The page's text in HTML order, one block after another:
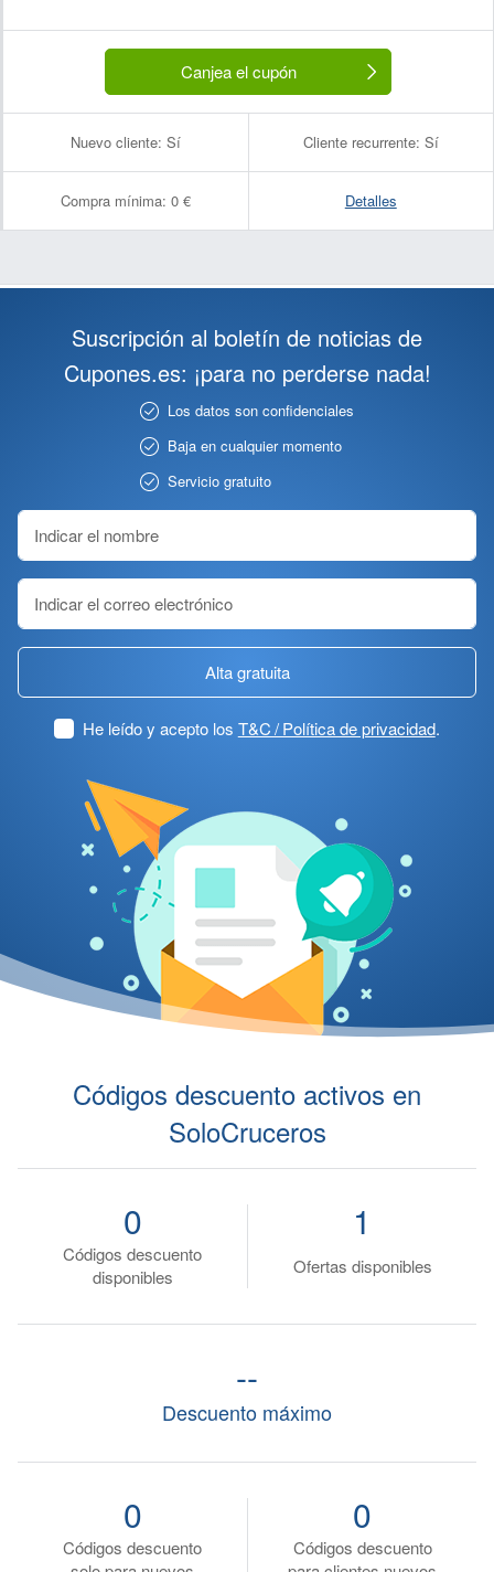
Canjea el cupón
Nuevo cliente: Sí Cliente recurrente: Sí
Compra mínima: 0 € Detalles
Suscripción al boletín de noticias de
Cupones.es: ¡para no perderse nada!
Los datos son confidenciales
Baja en cualquier momento
Servicio gratuito
Alta gratuita
He leído y acepto los T&C / Política de privacidad.
Códigos descuento activos en
SoloCruceros
Códigos descuento
disponibles
0
Ofertas disponibles
1
Descuento máximo
--
Códigos descuento
0
Códigos descuento
0